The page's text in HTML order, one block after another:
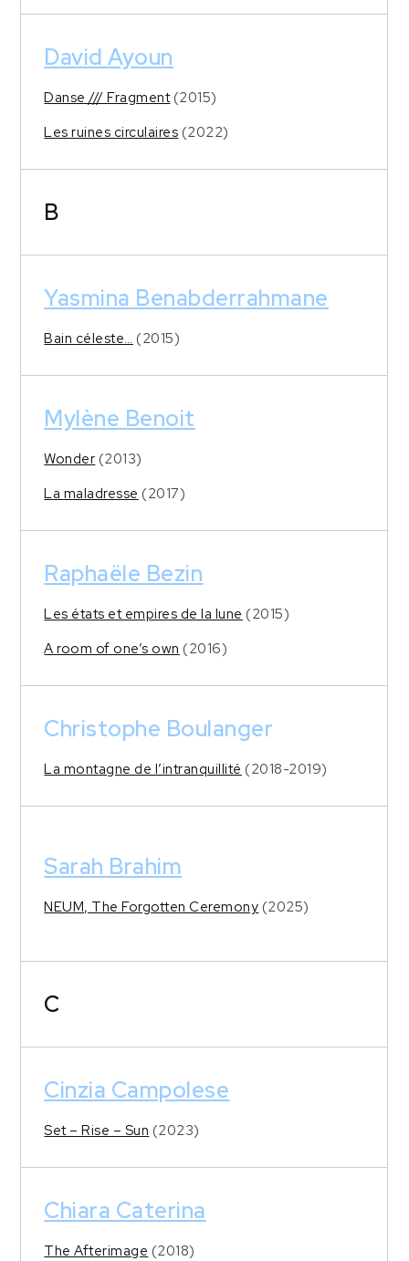
David Ayoun
Danse /// Fragment(2015)
Les ruines circulaires (2022)
B
Yasmina Benabderrahmane
Bain céleste… (2015)
Mylène Benoit
Wonder (2013)
La maladresse (2017)
Raphaële Bezin
Les états et empires de la lune (2015)
A room of one’s own (2016)
Christophe Boulanger
La montagne de l’intranquillité (2018-2019)
Sarah Brahim
NEUM, The Forgotten Ceremony (2025)
C
Cinzia Campolese
Set – Rise – Sun (2023)
Chiara Caterina
The Afterimage (2018)